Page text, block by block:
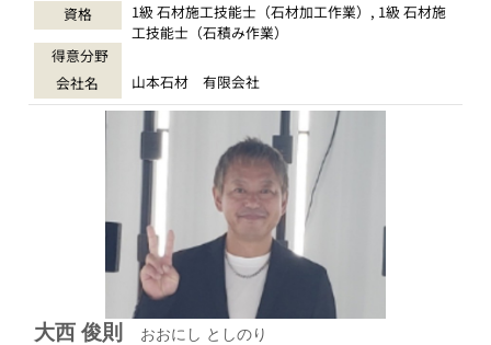
資格
1級 石材施工技能士（石材加工作業）, 1級 石材施
工技能士（石積み作業）
得意分野
会社名
山本石材 有限会社
大西 俊則 おおにし としのり